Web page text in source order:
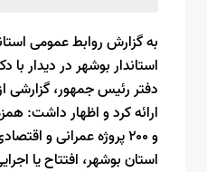
به گزارش روابط عمومی
استاندار بوشهر در دیدار
دفتر رئیس جمهور، گزارشی
استان بوشهر، افتتاح یا